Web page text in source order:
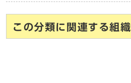
この分類に関連する組織